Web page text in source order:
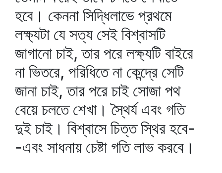
হবে। কেননা সিদ্ধিলাভে প্রথমে
লক্ষ্যটা যে সত্য সেই বিশ্বাসটি
জাগানো চাই, তার পরে লক্ষ্যটি বাইরে
না ভিতরে, পরিধিতে না কেন্দ্রে সেটি
জানা চাই, তার পরে চাই সোজা পথ
বেয়ে চলতে শেখা। স্থৈর্য এবং গতি
দুই চাই। বিশ্বাসে চিত্ত স্থির হবে-
-এবং সাধনায় চেষ্টা গতি লাভ করবে।